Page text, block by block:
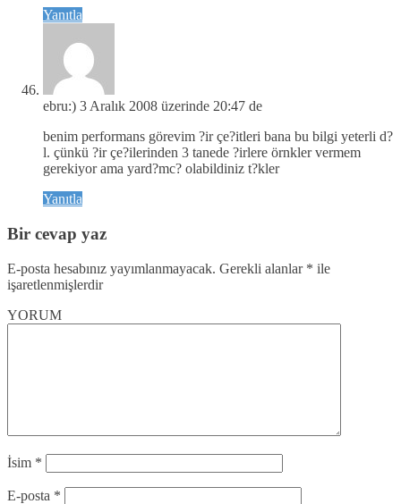
Yanıtla
ebru:) 3 Aralık 2008 üzerinde 20:47 de
benim performans görevim ?ir çe?itleri bana bu bilgi yeterli d?
l. çünkü ?ir çe?ilerinden 3 tanede ?irlere örnkler vermem
gerekiyor ama yard?mc? olabildiniz t?kler
Yanıtla
Bir cevap yaz
E-posta hesabınız yayımlanmayacak. Gerekli alanlar * ile
işaretlenmişlerdir
YORUM
İsim *
E-posta *